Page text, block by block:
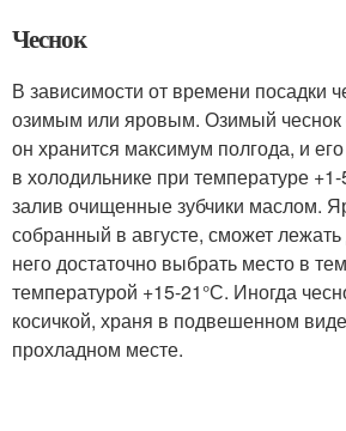
Чеснок
В зависимости от времени посадки
озимым или яровым. Озимый чеснок
он хранится максимум полгода, и
в холодильнике при температуре
залив очищенные зубчики маслом.
собранный в августе, сможет
него достаточно выбрать место в
температурой +15-21°С. Иногда
косичкой, храня в подвешенном
прохладном месте.